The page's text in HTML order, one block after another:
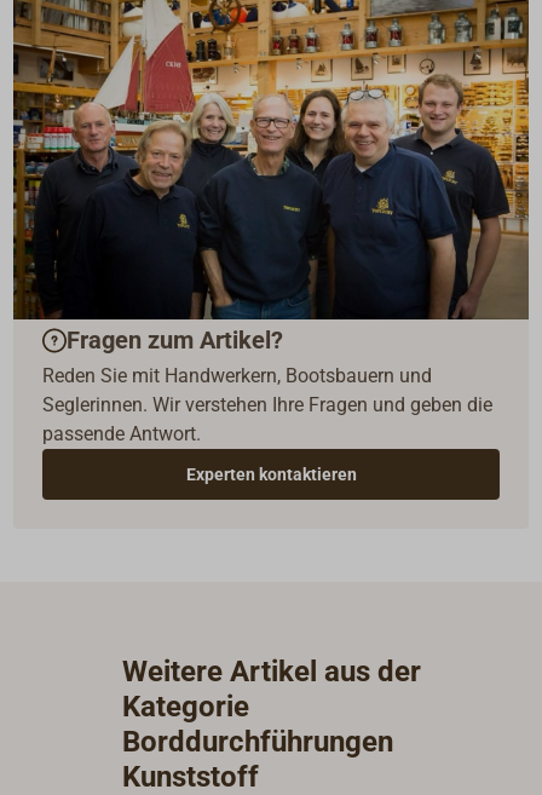
Fragen zum Artikel?
Reden Sie mit Handwerkern, Bootsbauern und
Seglerinnen. Wir verstehen Ihre Fragen und geben die
passende Antwort.
Experten kontaktieren
Weitere Artikel aus der
Kategorie
Borddurchführungen
Kunststoff